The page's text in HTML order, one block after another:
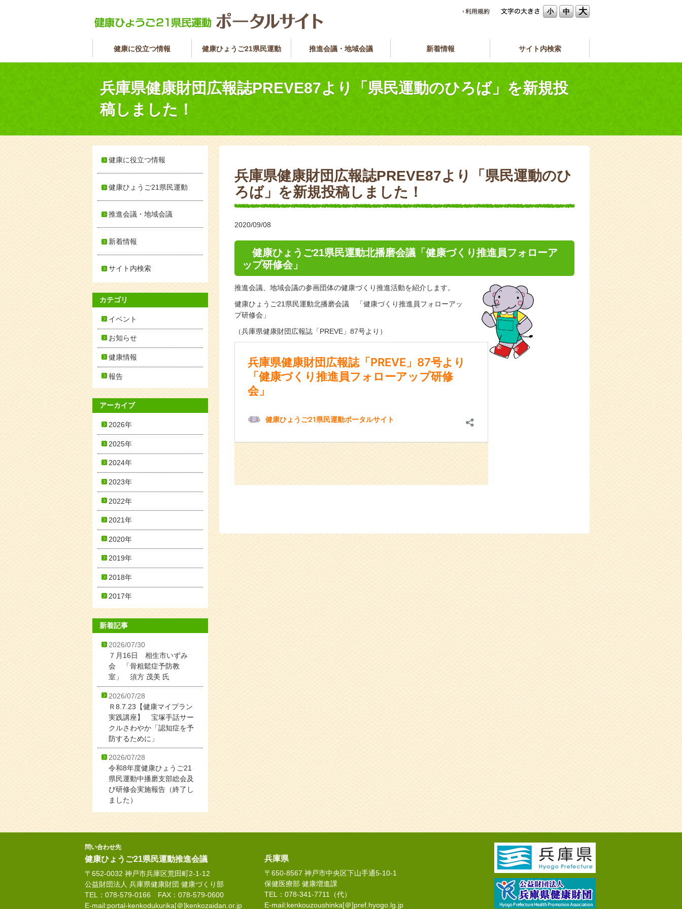
小 中 大
健康に役立つ情報 健康ひょうご21県民運動 推進会議・地域会議 新着情報 サイト内検索
兵庫県健康財団広報誌PREVE87より「県民運動のひろば」を新規投
稿しました！
兵庫県健康財団広報誌PREVE87より「県民運動のひ
ろば」を新規投稿しました！
2020/09/08
健康ひょうご21県民運動北播磨会議「健康づくり推進員フォローア
ップ研修会」
推進会議、地域会議の参画団体の健康づくり推進活動を紹介します。
健康ひょうご21県民運動北播磨会議 「健康づくり推進員フォローアッ
プ研修会」
（兵庫県健康財団広報誌「PREVE」87号より）
健康に役立つ情報
健康ひょうご21県民運動
推進会議・地域会議
新着情報
サイト内検索
カテゴリ
イベント
お知らせ
健康情報
報告
アーカイブ
2026年
2025年
2024年
2023年
2022年
2021年
2020年
2019年
2018年
2017年
新着記事
2026/07/30
７月16日 相生市いずみ
会 「骨粗鬆症予防教
室」 須方 茂美 氏
2026/07/28
Ｒ8.7.23【健康マイプラン
実践講座】 宝塚手話サー
クルさわやか「認知症を予
防するために」
2026/07/28
令和8年度健康ひょうご21
県民運動中播磨支部総会及
び研修会実施報告（終了し
ました）
問い合わせ先
健康ひょうご21県民運動推進会議
〒652-0032 神戸市兵庫区荒田町2-1-12
公益財団法人 兵庫県健康財団 健康づくり部
TEL：078-579-0166 FAX：078-579-0600
E-mail:portal-kenkodukurika[＠]kenkozaidan.or.jp
兵庫県
〒650-8567 神戸市中央区下山手通5-10-1
保健医療部 健康増進課
TEL：078-341-7711（代）
E-mail:kenkouzoushinka[＠]pref.hyogo.lg.jp